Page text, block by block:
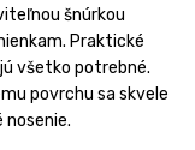
šnúrkou
Praktické
všetko potrebné.
povrchu sa skvele